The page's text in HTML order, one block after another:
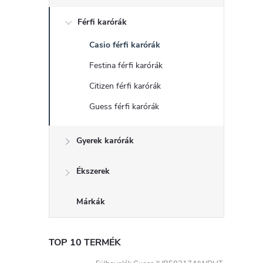
ó
n
e
Férfi karórák
Casio férfi karórák
Festina férfi karórák
Citizen férfi karórák
Guess férfi karórák
Gyerek karórák
Ékszerek
Márkák
TOP 10 TERMÉK